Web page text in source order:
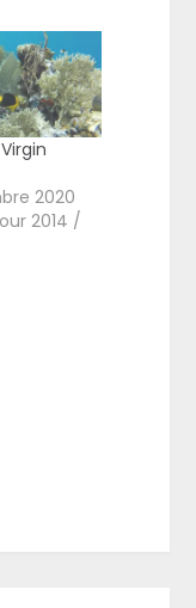
2020
2014 /